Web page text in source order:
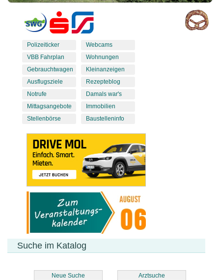
Polizeiticker
VBB Fahrplan
Gebrauchtwagen
Ausflugsziele
Notrufe
Mittagsangebote
Stellenbörse
Webcams
Wohnungen
Kleinanzeigen
Rezepteblog
Damals war's
Immobilien
Baustelleninfo
Suche im Katalog
Neue Suche Arztsuche